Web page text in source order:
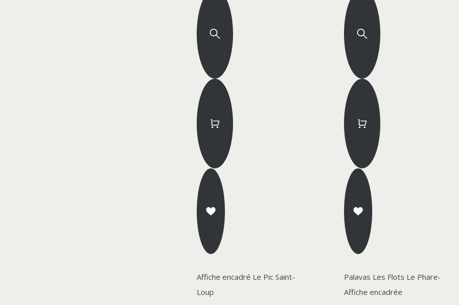
Affiche encadré Le Pic Saint-
Loup
Palavas Les Flots Le Phare-
Affiche encadrée